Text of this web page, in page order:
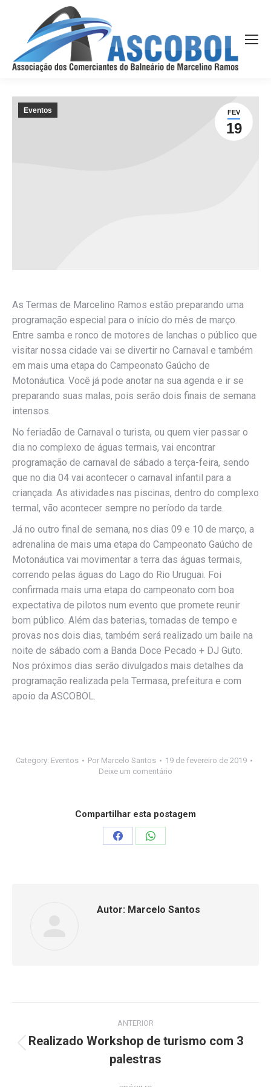
FEV
19
Eventos
As Termas de Marcelino Ramos estão preparando uma
programação especial para o início do mês de março.
Entre samba e ronco de motores de lanchas o público que
visitar nossa cidade vai se divertir no Carnaval e também
em mais uma etapa do Campeonato Gaúcho de
Motonáutica. Você já pode anotar na sua agenda e ir se
preparando suas malas, pois serão dois finais de semana
intensos.
No feriadão de Carnaval o turista, ou quem vier passar o
dia no complexo de águas termais, vai encontrar
programação de carnaval de sábado a terça-feira, sendo
que no dia 04 vai acontecer o carnaval infantil para a
criançada. As atividades nas piscinas, dentro do complexo
termal, vão acontecer sempre no período da tarde.
Já no outro final de semana, nos dias 09 e 10 de março, a
adrenalina de mais uma etapa do Campeonato Gaúcho de
Motonáutica vai movimentar a terra das águas termais,
correndo pelas águas do Lago do Rio Uruguai. Foi
confirmada mais uma etapa do campeonato com boa
expectativa de pilotos num evento que promete reunir
bom público. Além das baterias, tomadas de tempo e
provas nos dois dias, também será realizado um baile na
noite de sábado com a Banda Doce Pecado + DJ Guto.
Nos próximos dias serão divulgados mais detalhes da
programação realizada pela Termasa, prefeitura e com
apoio da ASCOBOL.
Category: Eventos Por Marcelo Santos
19 de fevereiro de 2019
Deixe um comentário
Compartilhar esta postagem
CompartilharCompartilhar
Autor: Marcelo Santos
de
ANTERIOR
Post
anterior:
Realizado Workshop de turismo com 3
palestras